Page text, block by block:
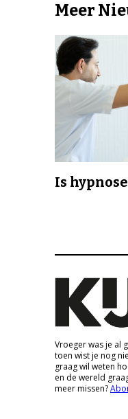
Meer
Is
Vroeger was je al
toen wist je nog
graag wil weten
en de wereld
meer missen?